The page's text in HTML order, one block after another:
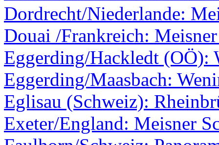
Dordrecht/Niederlande:
Douai /Frankreich:
Eggerding/Hackledt (OÖ):
Eggerding/Maasbach:
Eglisau (Schweiz):
Exeter/England: Meisner